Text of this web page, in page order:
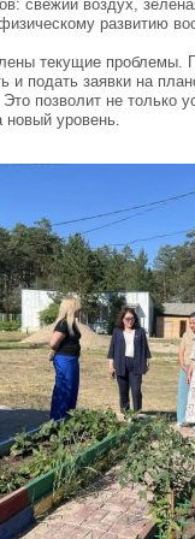
свежий воздух,
развитию
текущие проблемы.
и подать заявки на
позволит не только
новый уровень.